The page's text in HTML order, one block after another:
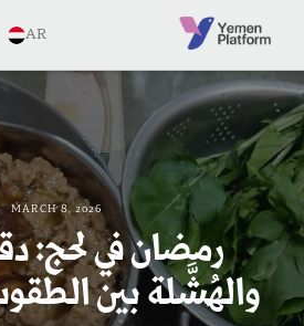
AR
MARCH 8, 2026
رمضان في لحج:
والهُشَّلة بين